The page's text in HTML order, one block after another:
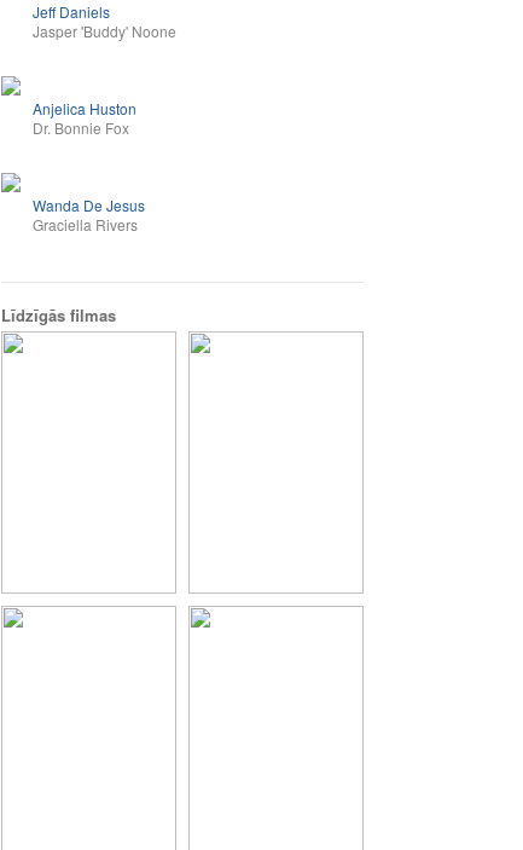
Jeff Daniels
Jasper 'Buddy' Noone
Anjelica Huston
Dr. Bonnie Fox
Wanda De Jesus
Graciella Rivers
Līdzīgās filmas